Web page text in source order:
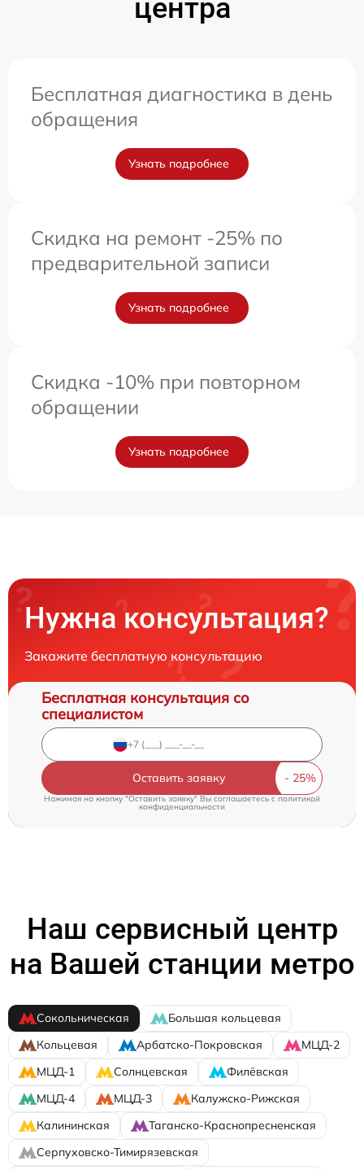
центра
Бесплатная диагностика в день
обращения
Узнать подробнее
Скидка на ремонт -25% по
предварительной записи
Узнать подробнее
Скидка -10% при повторном
обращении
Узнать подробнее
Нужна консультация?
Закажите бесплатную консультацию
Бесплатная консультация со
специалистом
Оставить заявку
Нажимая на кнопку "Оставить заявку" Вы соглашаетесь cполитикой
конфиденциальности
Наш сервисный центр
на Вашей станции метро
Сокольническая
Большая кольцевая
Кольцевая
Арбатско-Покровская
МЦД-2
МЦД-1
Солнцевская
Филёвская
МЦД-4
МЦД-3
Калужско-Рижская
Калининская
Таганско-Краснопресненская
Серпуховско-Тимирязевская